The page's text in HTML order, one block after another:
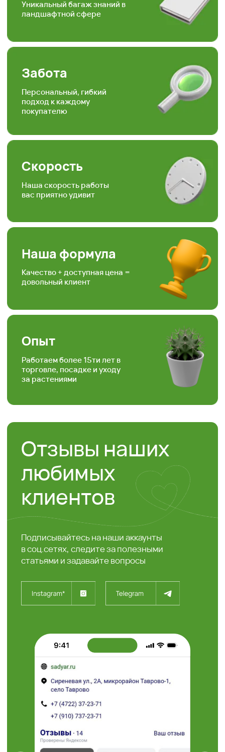
Опыт
Работаем более 15ти лет в
Отзывы наших
любимых
клиентов
статьями и задавайте вопросы
“ЯР”Садовый центр
308504, Белгородская
область, Белгородский район,
с. Таврово (Мкр. Таврово-1),
Пн-Вс 08:00 - 18:00
“Травушка - муравушка”
Студия ландшафтного
дизайна
Проложить маршрут